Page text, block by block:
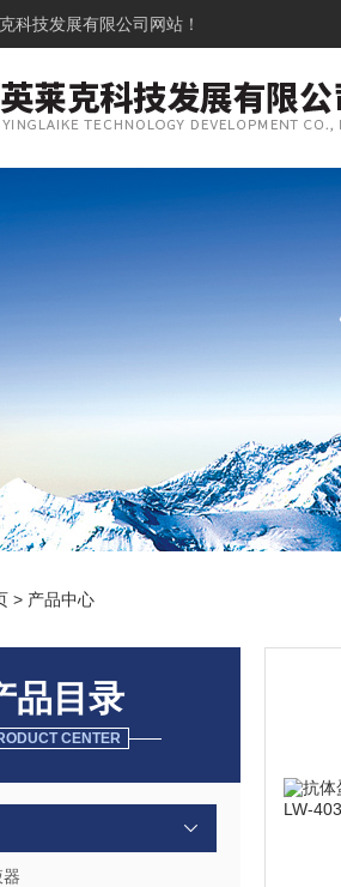
科技发展有限公司网站！
> 产品中心
品目录
CENTER